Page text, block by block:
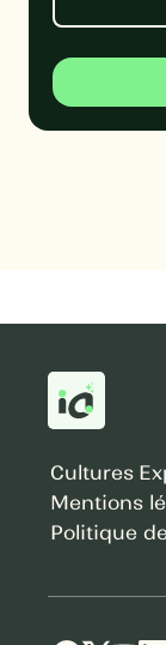
Cultures
Mentions
Politique